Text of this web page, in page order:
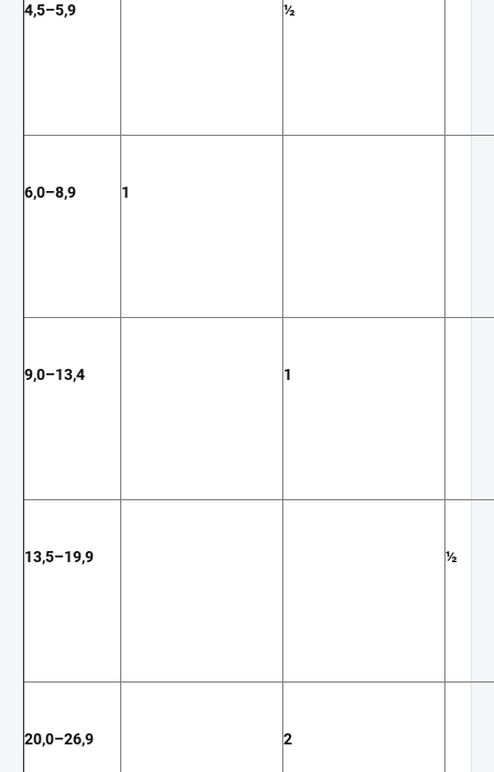
4,5–5,9 ½
6,0–8,9 1
9,0–13,4 1
13,5–19,9 ½
20,0–26,9 2